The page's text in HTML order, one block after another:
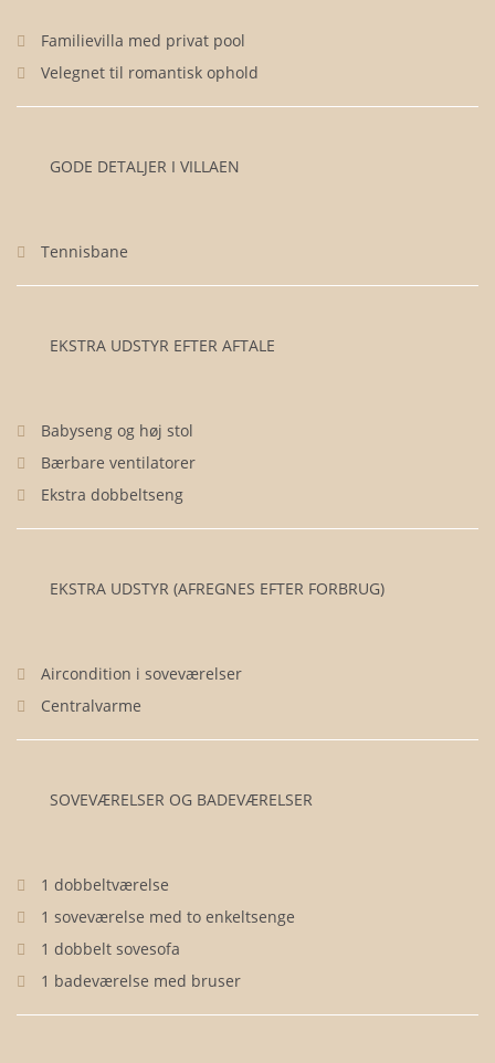
Familievilla med privat pool
Velegnet til romantisk ophold
GODE DETALJER I VILLAEN
Tennisbane
EKSTRA UDSTYR EFTER AFTALE
Babyseng og høj stol
Bærbare ventilatorer
Ekstra dobbeltseng
EKSTRA UDSTYR (AFREGNES EFTER FORBRUG)
Aircondition i soveværelser
Centralvarme
SOVEVÆRELSER OG BADEVÆRELSER
1 dobbeltværelse
1 soveværelse med to enkeltsenge
1 dobbelt sovesofa
1 badeværelse med bruser